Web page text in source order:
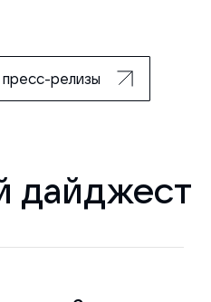
релизы
дайджест